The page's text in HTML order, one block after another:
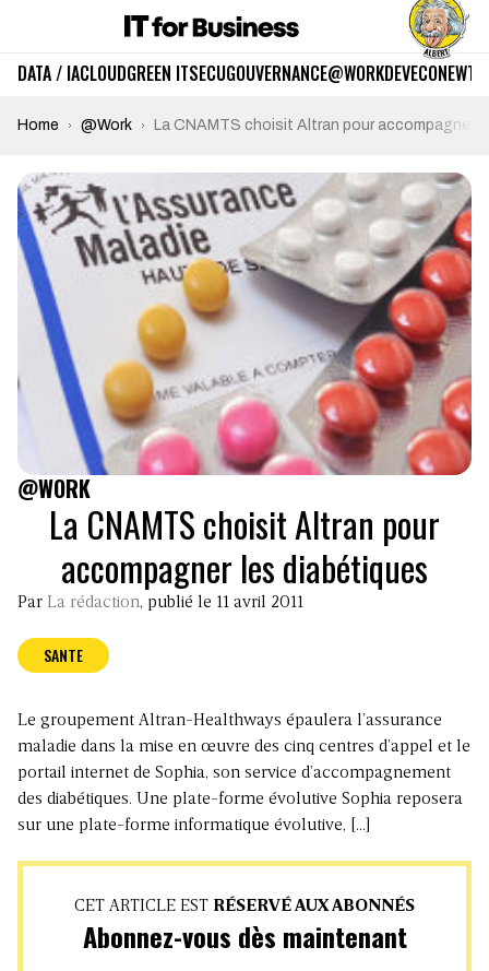
DATA / IACLOUDGREEN ITSECUGOUVERNANCE@WORKDEVECO
Home @Work La CNAMTS choisit Altran pour accompagner
@WORK
La CNAMTS choisit Altran pour
accompagner les diabétiques
Par La rédaction, publié le 11 avril 2011
SANTE
Le groupement Altran-Healthways épaulera l’assurance
maladie dans la mise en œuvre des cinq centres d’appel et le
portail internet de Sophia, son service d’accompagnement
des diabétiques. Une plate-forme évolutive Sophia reposera
sur une plate-forme informatique évolutive, […]
CET ARTICLE EST RÉSERVÉ AUX ABONNÉS
Abonnez-vous dès maintenant